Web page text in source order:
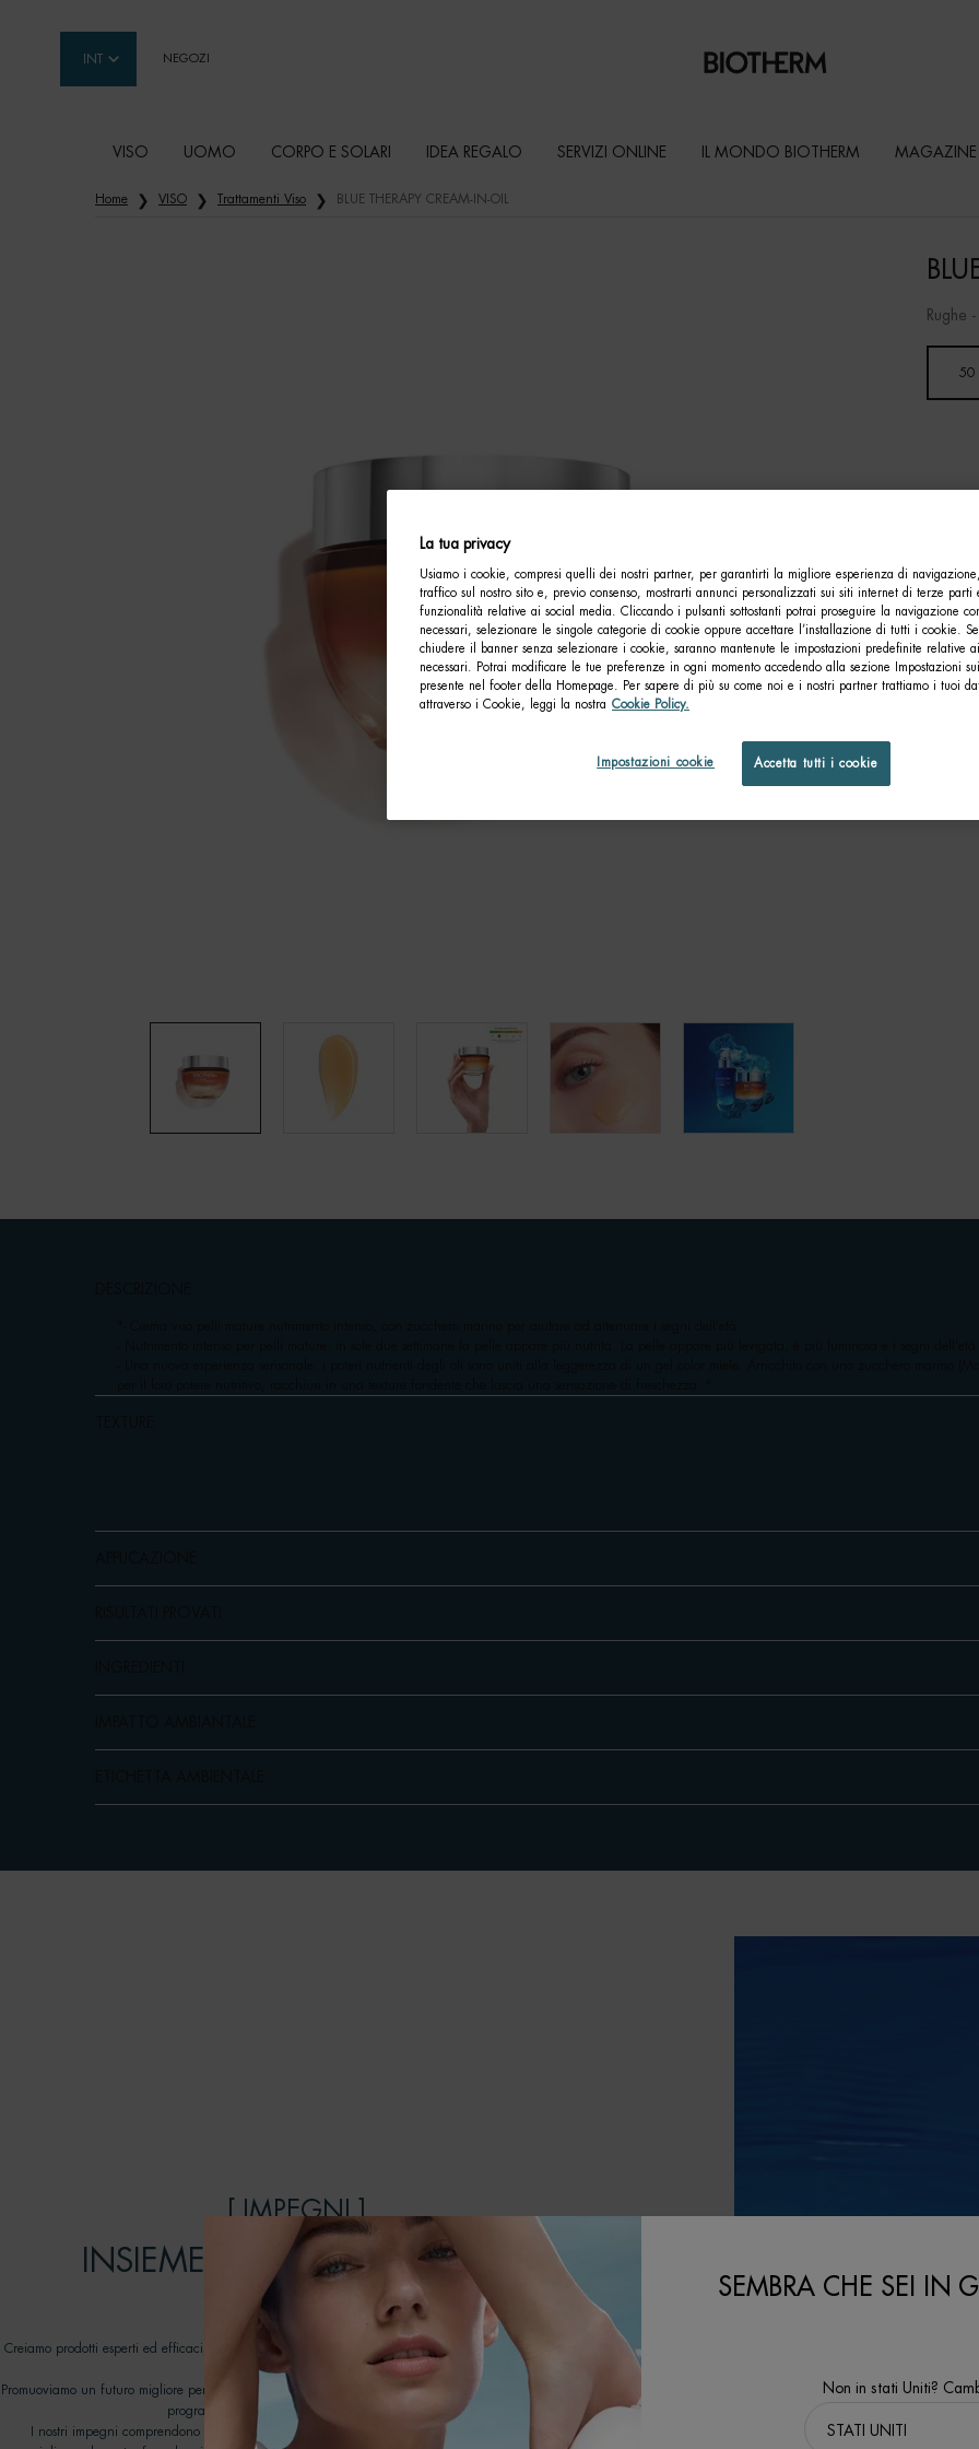
INT NEGOZI
VISO UOMO CORPO E SOLARI IDEA REGALO SERVIZI ONLINE IL MONDO BIOTHERM MAGAZINE
Contenuto principale
Home VISO Trattamenti Viso BLUE THERAPY CREAM-IN-OIL
Rughe
50
[ IMPEGNI ]
INSIEME POSSIAMO FARE LA
DIFFERENZA
Creiamo prodotti esperti ed efficaci, pensati per durare: prendendoci cura della pelle contribuendo al
rispetto degli oceani.
Promuoviamo un futuro migliore per i nostri oceani lavorando con ONG dedicate nell'ambito del nostro
programma Biotherm Water Lovers dal 2012.
I nostri impegni comprendono tutti gli aspetti della nostra catena del valore, con l'obiettivo di
La tua privacy
Usiamo i cookie, compresi quelli dei nostri partner, per garantirti la migliore esperienza di
traffico sul nostro sito e, previo consenso, mostrarti annunci personalizzati sui siti internet di terze
funzionalità relative ai social media. Cliccando i pulsanti sottostanti potrai proseguire la navigazione
necessari, selezionare le singole categorie di cookie oppure accettare l’installazione di tutti i cookie.
chiudere il banner senza selezionare i cookie, saranno mantenute le impostazioni predefinite relative
necessari. Potrai modificare le tue preferenze in ogni momento accedendo alla sezione Impostazioni
presente nel footer della Homepage. Per sapere di più su come noi e i nostri partner trattiamo i tuoi
attraverso i Cookie, leggi la nostra Cookie Policy.
Impostazioni cookie Accetta tutti i cookie
SEMBRA CHE SEI IN
Non in stati Uniti?